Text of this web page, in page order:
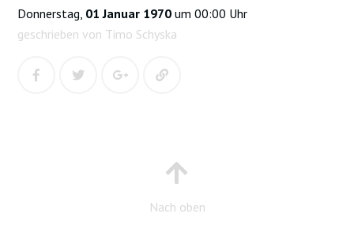
Donnerstag, 01 Januar 1970 um 00:00 Uhr
geschrieben von Timo Schyska
Nach oben